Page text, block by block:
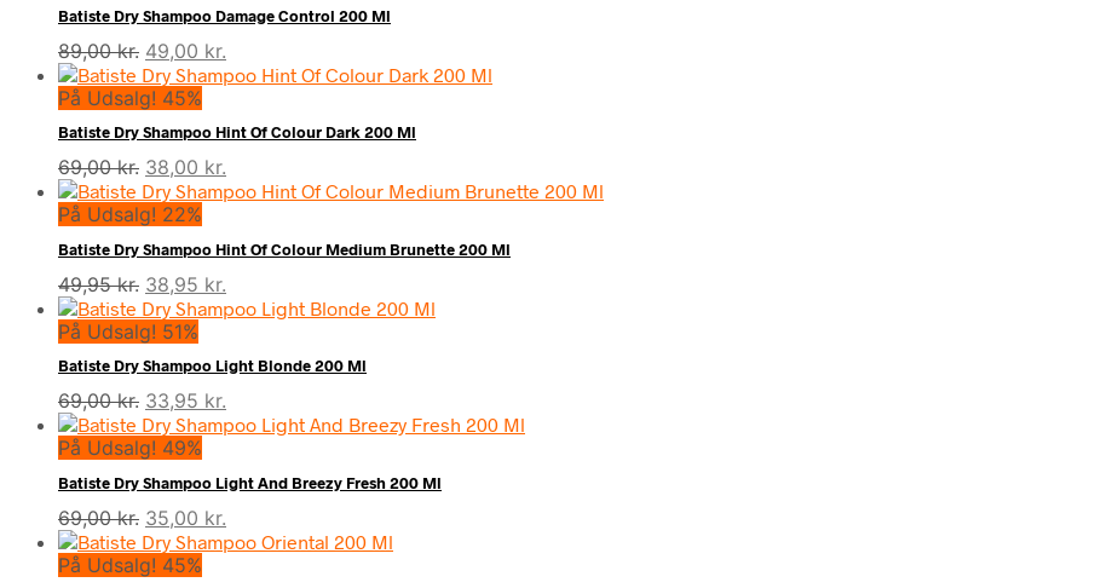
69,00 kr..39,00 kr..
Batiste Dry Shampoo Damage Control 200 Ml
89,00kr. Den
oprindelige
pris
var:
89,00 kr..
49,00 kr.
aktuelle
er:
49,00 kr..
På Udsalg! 45%
Batiste Dry Shampoo Hint Of Colour Dark 200 Ml
69,00kr. Den
oprindelige
pris
var:
69,00 kr..
38,00 kr.
aktuelle
er:
38,00 kr..
På Udsalg! 22%
Batiste Dry Shampoo Hint Of Colour Medium Brunette 200 Ml
49,95kr. Den
oprindelige
pris
var:
49,95 kr..
38,95 kr.
aktuelle
er:
38,95 kr..
På Udsalg! 51%
Batiste Dry Shampoo Light Blonde 200 Ml
69,00kr. Den
oprindelige
pris
var:
69,00 kr..
33,95 kr.
aktuelle
er:
33,95 kr..
På Udsalg! 49%
Batiste Dry Shampoo Light And Breezy Fresh 200 Ml
69,00kr. Den
oprindelige
pris
35,00 kr.
aktuelle
På Udsalg! 45%